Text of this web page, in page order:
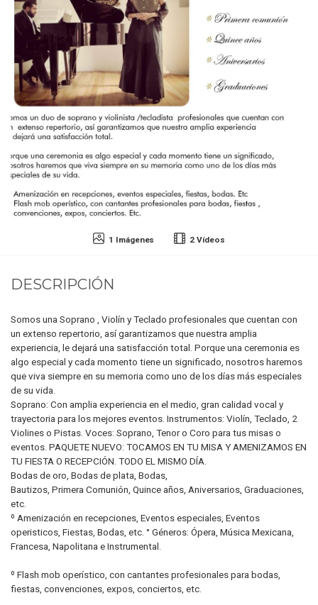
1 Imágenes 2 Vídeos
DESCRIPCIÓN
Somos una Soprano , Violín y Teclado profesionales que cuentan con
un extenso repertorio, así garantizamos que nuestra amplia
experiencia, le dejará una satisfacción total. Porque una ceremonia es
algo especial y cada momento tiene un significado, nosotros haremos
que viva siempre en su memoria como uno de los días más especiales
de su vida.
Soprano: Con amplia experiencia en el medio, gran calidad vocal y
trayectoria para los mejores eventos. Instrumentos: Violín, Teclado, 2
Violines o Pistas. Voces: Soprano, Tenor o Coro para tus misas o
eventos. PAQUETE NUEVO: TOCAMOS EN TU MISA Y AMENIZAMOS EN
TU FIESTA O RECEPCIÓN. TODO EL MISMO DÍA.
Bodas de oro, Bodas de plata, Bodas,
Bautizos, Primera Comunión, Quince años, Aniversarios, Graduaciones,
etc.
º Amenización en recepciones, Eventos especiales, Eventos
operisticos, Fiestas, Bodas, etc. ° Géneros: Ópera, Música Mexicana,
Francesa, Napolitana e Instrumental.
º Flash mob operístico, con cantantes profesionales para bodas,
fiestas, convenciones, expos, conciertos, etc.